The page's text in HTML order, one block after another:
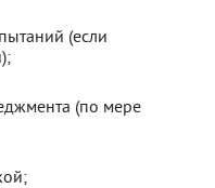
(если
(по мере